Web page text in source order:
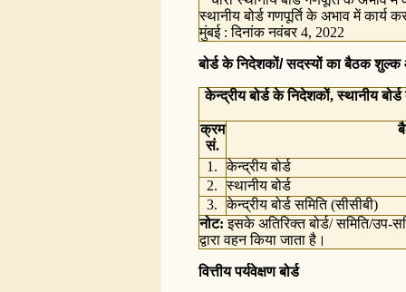
स्थानीय बोर्ड गणपूर्ति के अभाव में कार्य
मुंबई : दिनांक नवंबर 4, 2022
बोर्ड के निदेशकों/ सदस्यों का बैठक शुल्‍क
केन्‍द्रीय बोर्ड के निदेशकों, स्थानीय
क्रम
सं.
1.
केन्‍द्रीय बोर्ड
2.
स्थानीय बोर्ड
3.
केन्‍द्रीय बोर्ड समिति (सीसीबी)
नोट: इसके अतिरिक्‍त बोर्ड/ समिति/उप-
द्वारा वहन किया जाता है।
वित्तीय पर्यवेक्षण बोर्ड